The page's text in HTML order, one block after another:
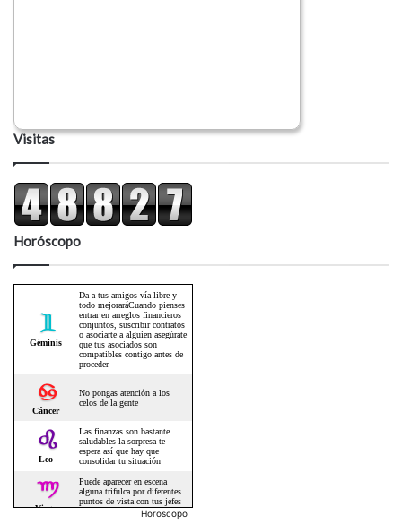
Visitas
Horóscopo
Horoscopo